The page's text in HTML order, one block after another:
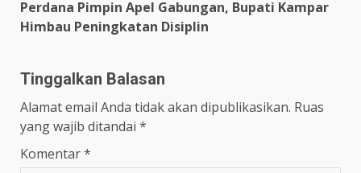
Perdana Pimpin Apel Gabungan, Bupati Kampar
Himbau Peningkatan Disiplin
Tinggalkan Balasan
Alamat email Anda tidak akan dipublikasikan. Ruas
yang wajib ditandai *
Komentar*